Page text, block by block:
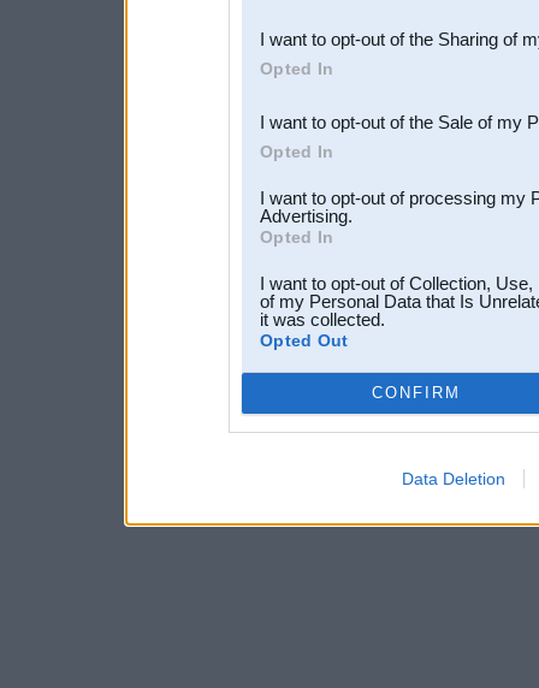
Downstream Participants
third parties.
I want to opt-out of the Sharing of
Opted In
I want to opt-out of the Sale of my
Opted In
I want to opt-out of processing my
Advertising.
Opted In
I want to opt-out of Collection,
of my Personal Data that Is
it was collected.
Opted Out
CONFIRM
Data Deletion